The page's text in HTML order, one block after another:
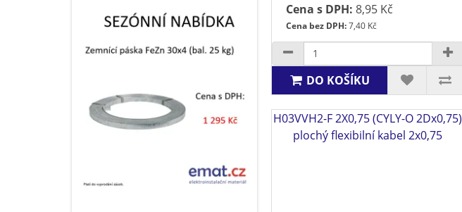
Cena s DPH: 8,95 Kč
Cena bez DPH:7,40 Kč
DO KOŠÍKU
H03VVH2-F 2X0,75 (CYLY-O 2Dx0,75)
plochý flexibilní kabel 2x0,75